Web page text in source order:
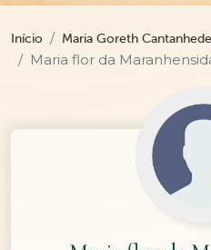
Início Maria Goreth
Maria flor da